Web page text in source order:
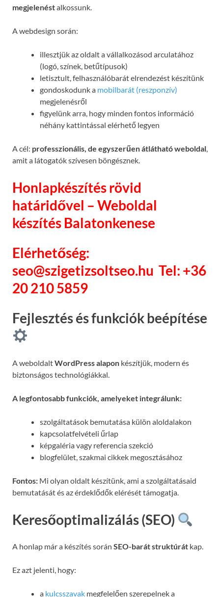
megjelenéstalkossunk.
A webdesign során:
illesztjük az oldalt a vállalkozásod arculatához
(logó, színek, betűtípusok)
letisztult, felhasználóbarát elrendezést készítünk
gondoskodunk a mobilbarát (reszponzív)
megjelenésről
figyelünk arra, hogy minden fontos információ
néhány kattintással elérhető legyen
A cél: professzionális, de egyszerűen átlátható weboldal,
amit a látogatók szívesen böngésznek.
Honlapkészítés rövid
határidővel – Weboldal
készítés Balatonkenese
Elérhetőség:
seo@szigetizsoltseo.hu Tel: +36
20 210 5859
Fejlesztés és funkciók beépítése
A weboldaltWordPress alapon készítjük, modern és
biztonságos technológiákkal.
A legfontosabb funkciók, amelyeket integrálunk:
szolgáltatások bemutatása külön aloldalakon
kapcsolatfelvételi űrlap
képgaléria vagy referencia szekció
blogfelület, szakmai cikkek megosztásához
Fontos: Mi olyan oldalt készítünk, ami a szolgáltatásaid
bemutatását és az érdeklődők elérését támogatja.
Keresőoptimalizálás (SEO)
A honlap már a készítés során SEO-barát struktúrát kap.
Ez azt jelenti, hogy:
a kulcsszavak megfelelően szerepelnek a